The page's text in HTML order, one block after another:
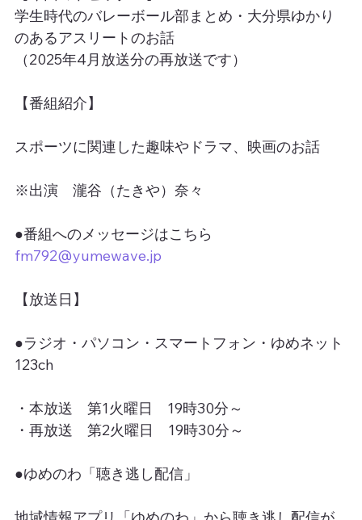
学生時代のバレーボール部まとめ・大分県ゆかり
のあるアスリートのお話
（2025年4月放送分の再放送です）
【番組紹介】
スポーツに関連した趣味やドラマ、映画のお話
※出演　瀧谷（たきや）奈々
●番組へのメッセージはこちら
fm792@yumewave.jp
【放送日】
●ラジオ・パソコン・スマートフォン・ゆめネット
123ch
・本放送　第1火曜日　19時30分～
・再放送　第2火曜日　19時30分～
●ゆめのわ「聴き逃し配信」